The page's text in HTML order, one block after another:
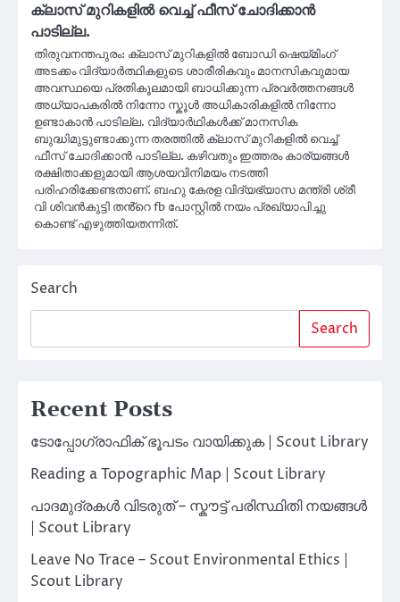
ക്ലാസ് മുറികളിൽ വെച്ച് ഫീസ് ചോദിക്കാൻ
പാടില്ല.
തിരുവനന്തപുരം: ക്ലാസ് മുറികളിൽ ബോഡി ഷെയ്മിംഗ്
അടക്കം വിദ്യാർത്ഥികളുടെ ശാരീരികവും മാനസികവുമായ
അവസ്ഥയെ പ്രതികൂലമായി ബാധിക്കുന്ന പ്രവർത്തനങ്ങൾ
അധ്യാപകരിൽ നിന്നോ സ്കൂൾ അധികാരികളിൽ നിന്നോ
ഉണ്ടാകാൻ പാടില്ല. വിദ്യാർഥികൾക്ക് മാനസിക
ബുദ്ധിമുട്ടുണ്ടാക്കുന്ന തരത്തിൽ ക്ലാസ് മുറികളിൽ വെച്ച്
ഫീസ് ചോദിക്കാൻ പാടില്ല. കഴിവതും ഇത്തരം കാര്യങ്ങൾ
രക്ഷിതാക്കളുമായി ആശയവിനിമയം നടത്തി
പരിഹരിക്കേണ്ടതാണ്. ബഹു കേരള വിദ്യഭ്യാസ മന്ത്രി ശ്രീ
വി ശിവൻകുട്ടി തൻ്റെ fb പോസ്റ്റിൽ നയം പ്രഖ്യാപിച്ചു
കൊണ്ട് എഴുത്തിയതന്നിത്.
Search
Search
Recent Posts
ടോപ്പോഗ്രാഫിക് ഭൂപടം വായിക്കുക | Scout Library
Reading a Topographic Map | Scout Library
പാദമുദ്രകൾ വിടരുത് – സ്കൗട്ട് പരിസ്ഥിതി നയങ്ങൾ
| Scout Library
Leave No Trace – Scout Environmental Ethics |
Scout Library